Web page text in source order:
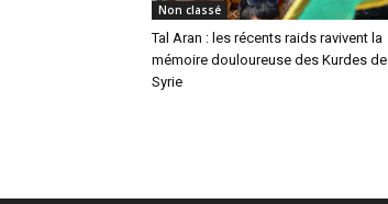
Non classé
Tal Aran : les récents raids ravivent la
mémoire douloureuse des Kurdes de
Syrie